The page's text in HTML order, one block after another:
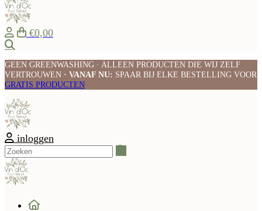
€0,00
GEEN GREENWASHING · ALLEEN PRODUCTEN DIE WIJ ZELF
VERTROUWEN · VANAF NU: SPAAR BIJ ELKE BESTELLING VOOR
GRATIS PRODUCTEN
inloggen